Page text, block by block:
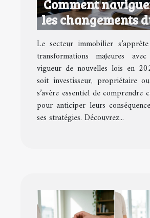
Comment
les changements
immobilier en
Le secteur immobilier
transformations majeures
vigueur de nouvelles lois en
soit investisseur, propriétaire
s’avère essentiel de comprendre
pour anticiper leurs
ses stratégies. Découvrez...